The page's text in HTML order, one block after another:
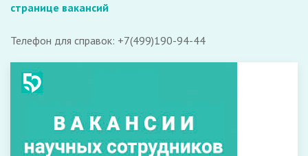
странице вакансий
Телефон для справок: +7(499)190-94-44